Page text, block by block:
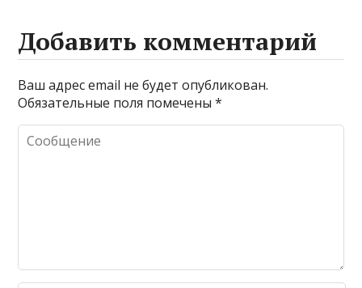
Добавить комментарий
Ваш адрес email не будет опубликован.
Обязательные поля помечены*